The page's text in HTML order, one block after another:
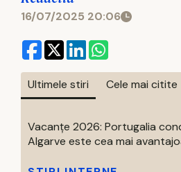
16/07/2025 20:06
Ultimele stiri Cele mai citite
Vacanțe 2026: Portugalia
Algarve este cea mai